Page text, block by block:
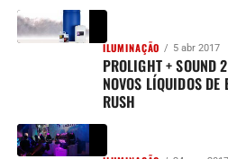
ILUMINAÇÃO 5 abr 2017
PROLIGHT + SOUND
NOVOS LÍQUIDOS DE
RUSH